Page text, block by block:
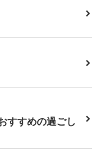
すすめの過ごし